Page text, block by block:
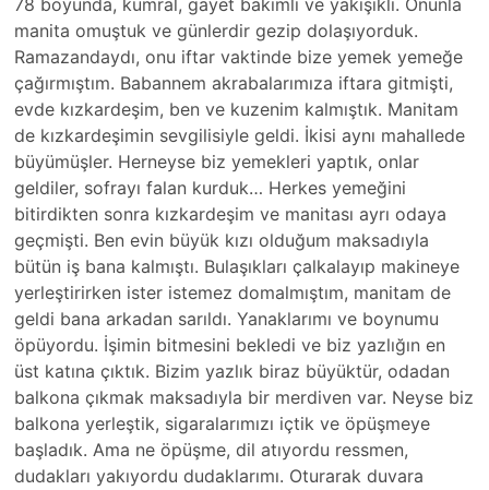
78 boyunda, kumral, gayet bakımlı ve yakışıklı. Onunla
manita omuştuk ve günlerdir gezip dolaşıyorduk.
Ramazandaydı, onu iftar vaktinde bize yemek yemeğe
çağırmıştım. Babannem akrabalarımıza iftara gitmişti,
evde kızkardeşim, ben ve kuzenim kalmıştık. Manitam
de kızkardeşimin sevgilisiyle geldi. İkisi aynı mahallede
büyümüşler. Herneyse biz yemekleri yaptık, onlar
geldiler, sofrayı falan kurduk… Herkes yemeğini
bitirdikten sonra kızkardeşim ve manitası ayrı odaya
geçmişti. Ben evin büyük kızı olduğum maksadıyla
bütün iş bana kalmıştı. Bulaşıkları çalkalayıp makineye
yerleştirirken ister istemez domalmıştım, manitam de
geldi bana arkadan sarıldı. Yanaklarımı ve boynumu
öpüyordu. İşimin bitmesini bekledi ve biz yazlığın en
üst katına çıktık. Bizim yazlık biraz büyüktür, odadan
balkona çıkmak maksadıyla bir merdiven var. Neyse biz
balkona yerleştik, sigaralarımızı içtik ve öpüşmeye
başladık. Ama ne öpüşme, dil atıyordu ressmen,
dudakları yakıyordu dudaklarımı. Oturarak duvara